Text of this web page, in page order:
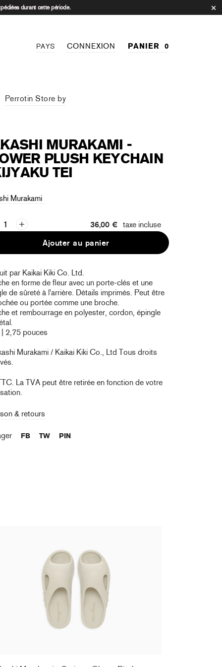
durant cette période.
PAYS CONNEXION PANIER 0
Perrotin Store by
MURAKAMI -
PLUSH KEYCHAIN
TEI
Murakami
36,00 € taxe incluse
Ajouter au panier
par Kaikai Kiki Co. Ltd.
en forme de fleur avec un porte-clés et une
de sûreté à l'arrière. Détails imprimés. Peut être
ou portée comme une broche.
et rembourrage en polyester, cordon, épingle
2,75 pouces
Murakami / Kaikai Kiki Co., Ltd Tous droits
La TVA peut être retirée en fonction de votre
& retours
FB TW PIN
taxe incluse